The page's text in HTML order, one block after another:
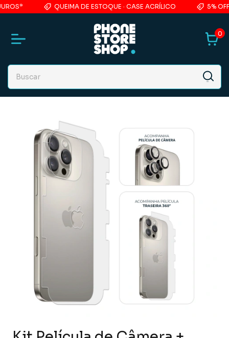
QUEIMA DE ESTOQUE · CASE ACRÍLICO 5% OFF NA
0